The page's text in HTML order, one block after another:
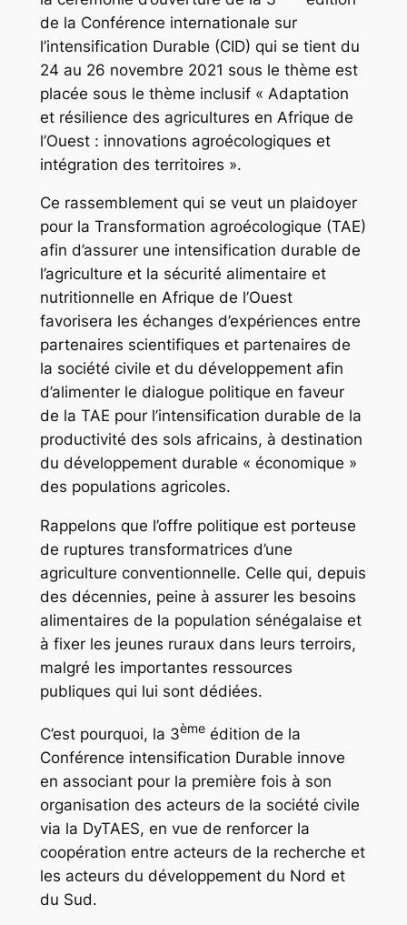
de la Conférence internationale sur
l’intensification Durable (CID) qui se tient du
24 au 26 novembre 2021 sous le thème est
placée sous le thème inclusif « Adaptation
et résilience des agricultures en Afrique de
l’Ouest : innovations agroécologiques et
intégration des territoires ».
Ce rassemblement qui se veut un plaidoyer
pour la Transformation agroécologique (TAE)
afin d’assurer une intensification durable de
l’agriculture et la sécurité alimentaire et
nutritionnelle en Afrique de l’Ouest
favorisera les échanges d’expériences entre
partenaires scientifiques et partenaires de
la société civile et du développement afin
d’alimenter le dialogue politique en faveur
de la TAE pour l’intensification durable de la
productivité des sols africains, à destination
du développement durable « économique »
des populations agricoles.
Rappelons que l’offre politique est porteuse
de ruptures transformatrices d’une
agriculture conventionnelle. Celle qui, depuis
des décennies, peine à assurer les besoins
alimentaires de la population sénégalaise et
à fixer les jeunes ruraux dans leurs terroirs,
malgré les importantes ressources
publiques qui lui sont dédiées.
C’est pourquoi, la 3èmeédition de la
Conférence intensification Durable innove
en associant pour la première fois à son
organisation des acteurs de la société civile
via la DyTAES, en vue de renforcer la
coopération entre acteurs de la recherche et
les acteurs du développement du Nord et
du Sud.